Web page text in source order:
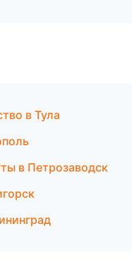
в Тула
в Петрозаводск